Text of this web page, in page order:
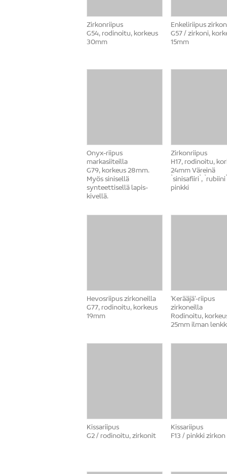
Zirkonriipus
G54, rodinoitu, korkeus
30mm
Enkeliriipus
G57 / zirkoni,
15mm
Onyx-riipus
markasiiteilla
G79, korkeus 28mm.
Myös sinisellä
synteettisellä lapis-
kivellä.
Zirkonriipus
H17, rodinoitu,
24mm Väreinä
`sinisafiiri`,
pinkki
Hevosriipus zirkoneilla
G77, rodinoitu, korkeus
19mm
'Kerääjä'-riipus
zirkoneilla
Rodinoitu,
25mm ilman
Kissariipus
G2 / rodinoitu, zirkonit
Kissariipus
F13 / pinkki zirkon